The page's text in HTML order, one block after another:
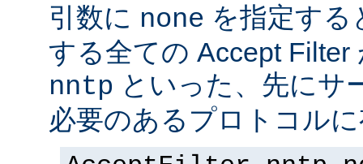
引数に none を指定す
する全ての Accept Filter
nntp といった、先にサ
必要のあるプロトコル